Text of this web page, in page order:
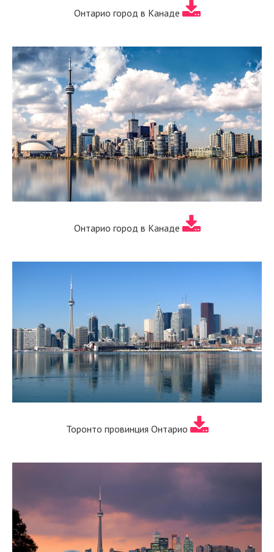
Онтарио город в Канаде
Онтарио город в Канаде
Торонто провинция Онтарио